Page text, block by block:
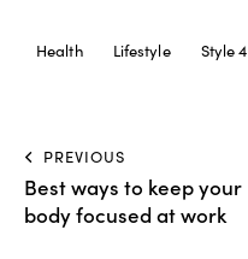
Health Lifestyle Style 4
PREVIOUS
Best ways to keep your
body focused at work